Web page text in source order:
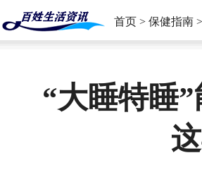
首页 > 保健指南
“大睡特睡